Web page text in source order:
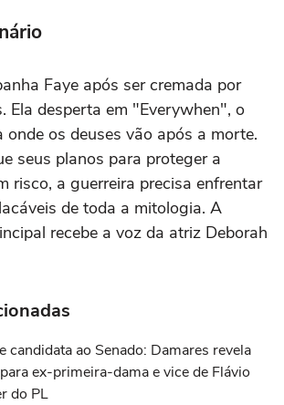
Faye após ser cremada por
Ela desperta em "Everywhen", o
onde os deuses vão após a morte.
seus planos para proteger a
risco, a guerreira precisa enfrentar
de toda a mitologia. A
recebe a voz da atriz Deborah
candidata ao Senado: Damares revela
ex-primeira-dama e vice de Flávio
do PL